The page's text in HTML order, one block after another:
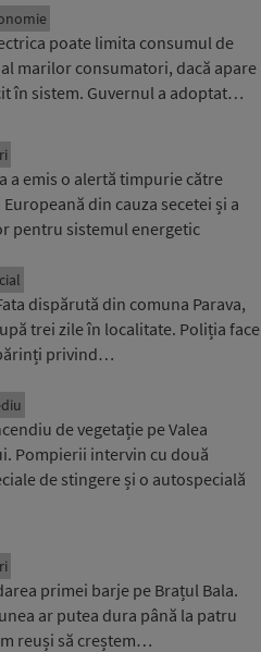
poate limita consumul de
marilor consumatori, dacă apare
în sistem. Guvernul a adoptat…
a emis o alertă timpurie către
Europeană din cauza secetei și a
pentru sistemul energetic
dispărută din comuna Parava,
trei zile în localitate. Poliția face
privind…
de vegetație pe Valea
Pompierii intervin cu două
de stingere și o autospecială
primei barje pe Brațul Bala.
ar putea dura până la patru
reuși să creștem…